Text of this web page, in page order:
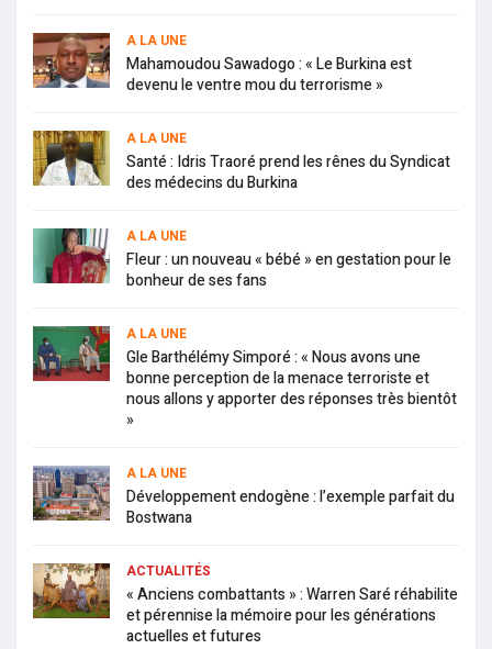
A LA UNE
Mahamoudou Sawadogo : « Le Burkina est
devenu le ventre mou du terrorisme »
A LA UNE
Santé : Idris Traoré prend les rênes du Syndicat
des médecins du Burkina
A LA UNE
Fleur : un nouveau « bébé » en gestation pour le
bonheur de ses fans
A LA UNE
Gle Barthélémy Simporé : « Nous avons une
bonne perception de la menace terroriste et
nous allons y apporter des réponses très bientôt
»
A LA UNE
Développement endogène : l’exemple parfait du
Bostwana
ACTUALITÉS
« Anciens combattants » : Warren Saré réhabilite
et pérennise la mémoire pour les générations
actuelles et futures